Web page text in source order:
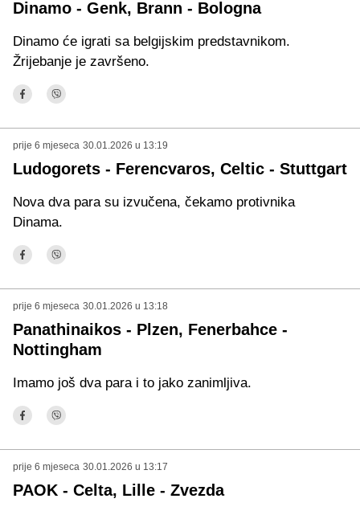
Dinamo - Genk, Brann - Bologna
Dinamo će igrati sa belgijskim predstavnikom.
Žrijebanje je završeno.
prije 6 mjeseca 30.01.2026 u 13:19
Ludogorets - Ferencvaros, Celtic - Stuttgart
Nova dva para su izvučena, čekamo protivnika
Dinama.
prije 6 mjeseca 30.01.2026 u 13:18
Panathinaikos - Plzen, Fenerbahce -
Nottingham
Imamo još dva para i to jako zanimljiva.
prije 6 mjeseca 30.01.2026 u 13:17
PAOK - Celta, Lille - Zvezda